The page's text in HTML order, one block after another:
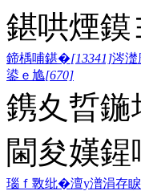
鍖哄煙
鍗楀哺鍖�[13341]涔濋
鍙ｅ尯[670]
鎸夊晢
閫夋嫨
瑙ｆ斁纰�澶у潽涓存